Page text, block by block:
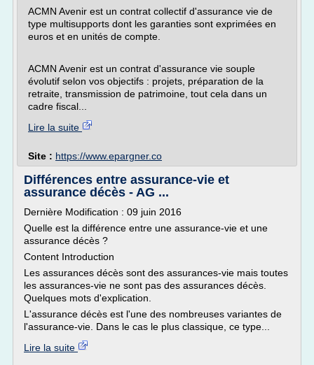
ACMN Avenir est un contrat collectif d'assurance vie de
type multisupports dont les garanties sont exprimées en
euros et en unités de compte.
ACMN Avenir est un contrat d'assurance vie souple
évolutif selon vos objectifs : projets, préparation de la
retraite, transmission de patrimoine, tout cela dans un
cadre fiscal...
Lire la suite
Site : https://www.epargner.co
Différences entre assurance-vie et
assurance décès - AG ...
Dernière Modification : 09 juin 2016
Quelle est la différence entre une assurance-vie et une
assurance décès ?
Content Introduction
Les assurances décès sont des assurances-vie mais toutes
les assurances-vie ne sont pas des assurances décès.
Quelques mots d'explication.
L'assurance décès est l'une des nombreuses variantes de
l'assurance-vie. Dans le cas le plus classique, ce type...
Lire la suite